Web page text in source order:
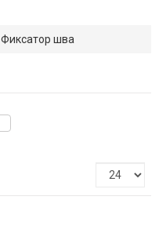
Фиксатор шва